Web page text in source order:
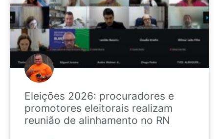
Eleições 2026: procuradores e
promotores eleitorais realizam
reunião de alinhamento no RN